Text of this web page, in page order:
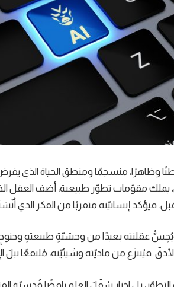
وظاهرًا، منسجمًا ومنطق الحياة الذي يفرض
يملك مقوّمات تطوّر طبيعية، أضف العقل
فيؤكد إنسانيّته متقربًا من الفكر الذي
ويُحِسُّ عقلنته بعيدًا من وحشيّةِ طبيعتهِ وجنوحِ
فيُنتزَع من ماديّته وشيئيّته، مُلتفعًا نبلَ